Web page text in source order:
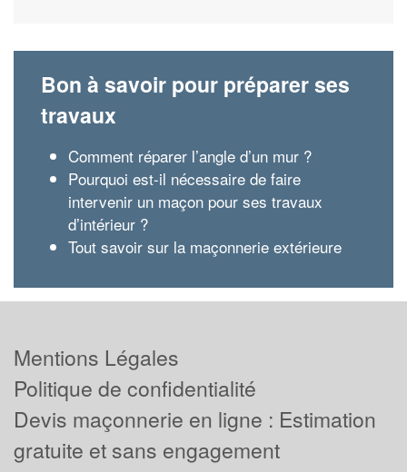
Bon à savoir pour préparer ses
travaux
Comment réparer l’angle d’un mur ?
Pourquoi est-il nécessaire de faire
intervenir un maçon pour ses travaux
d’intérieur ?
Tout savoir sur la maçonnerie extérieure
Mentions Légales
Politique de confidentialité
Devis maçonnerie en ligne : Estimation
gratuite et sans engagement